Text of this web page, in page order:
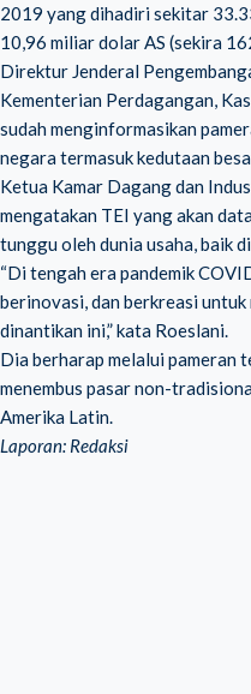
2019 yang dihadiri sekitar
10,96 miliar dolar AS (sekira
Direktur Jenderal
Kementerian Perdagangan,
sudah menginformasikan
negara termasuk kedutaan
Ketua Kamar Dagang dan
mengatakan TEI yang akan
tunggu oleh dunia usaha, baik
“Di tengah era pandemik
berinovasi, dan berkreasi untuk
dinantikan ini,” kata Roeslani.
Dia berharap melalui pameran
menembus pasar non-
Amerika Latin.
Laporan: Redaksi